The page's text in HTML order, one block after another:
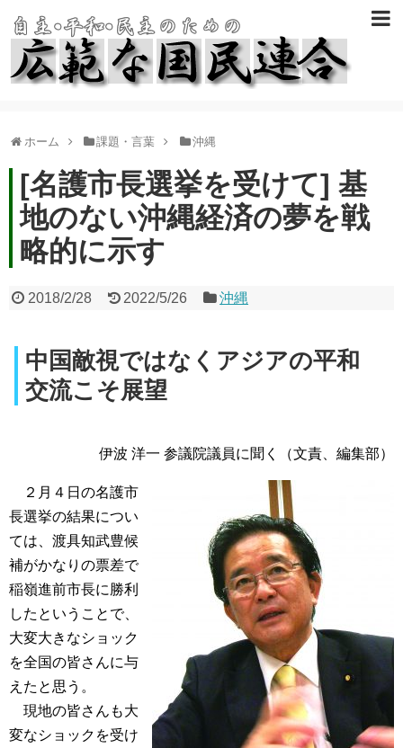
ホーム 課題・言葉 沖縄
[名護市長選挙を受けて] 基
地のない沖縄経済の夢を戦
略的に示す
2018/2/28 2022/5/26 沖縄
中国敵視ではなくアジアの平和
交流こそ展望
伊波 洋一 参議院議員に聞く（文責、編集部）
２月４日の名護市
長選挙の結果につい
ては、渡具知武豊候
補がかなりの票差で
稲嶺進前市長に勝利
したということで、
大変大きなショック
を全国の皆さんに与
えたと思う。
現地の皆さんも大
変なショックを受け